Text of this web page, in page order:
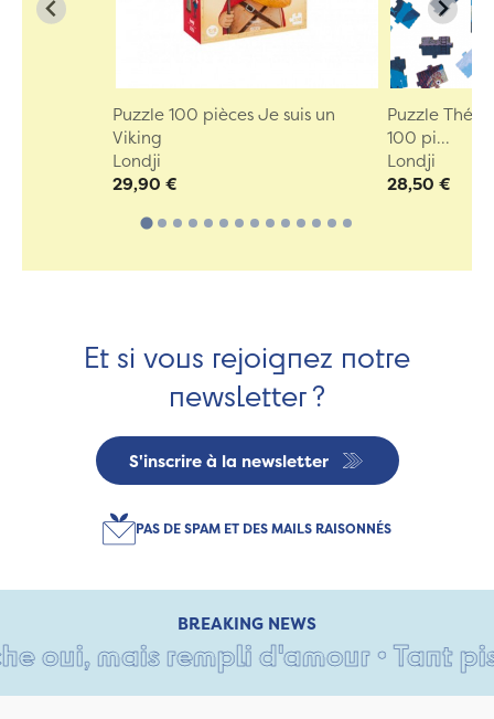
Puzzle 100 pièces Je suis un
Viking
Londji
29,90 €
Puzzle Thé
100 pi...
Londji
28,50 €
Et si vous rejoignez notre
newsletter ?
S'inscrire à la newsletter
PAS DE SPAM ET DES MAILS RAISONNÉS
BREAKING NEWS
mais rempli d'amour • Tant pis